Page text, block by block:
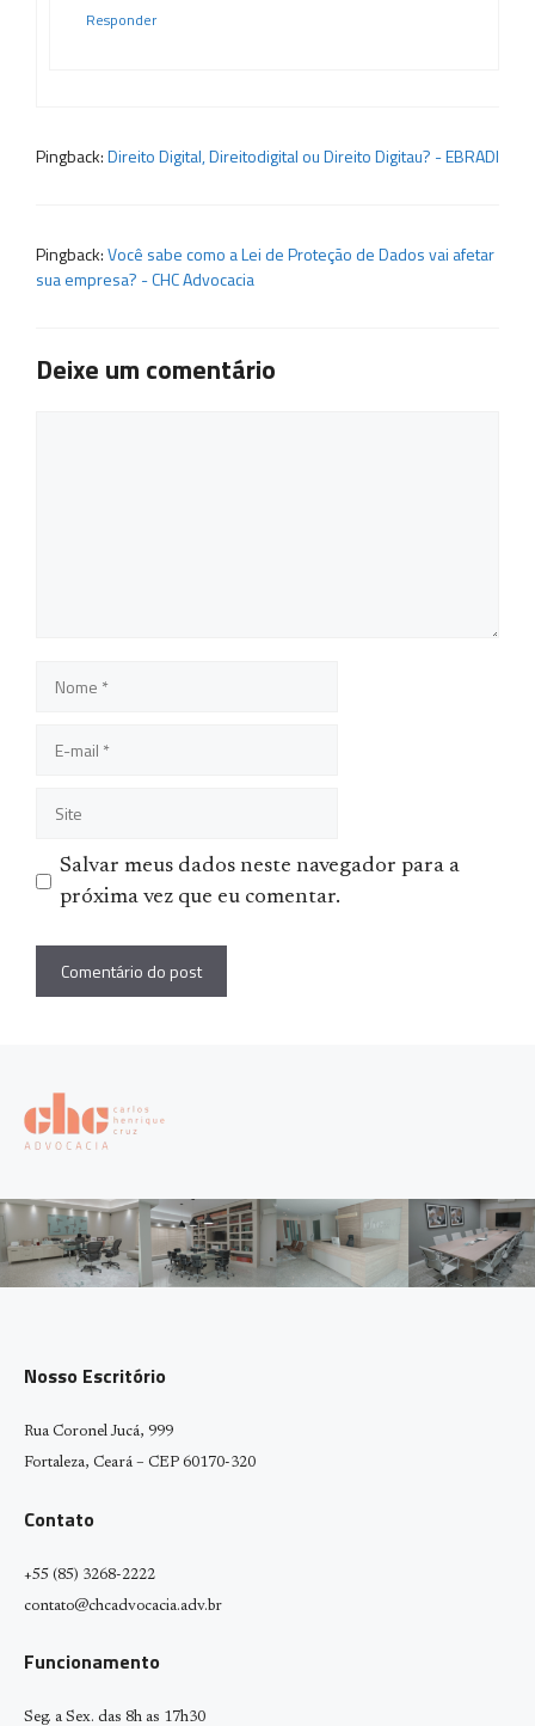
Responder
Pingback:Direito Digital, Direitodigital ou Direito Digitau? - EBRADI
Pingback:Você sabe como a Lei de Proteção de Dados vai afetar
sua empresa? - CHC Advocacia
Deixe um comentário
mail
Salvar meus dados neste navegador para a
próxima vez que eu comentar.
Nosso Escritório
Rua Coronel Jucá, 999
Fortaleza, Ceará – CEP 60170-320
Contato
+55 (85) 3268-2222
contato@chcadvocacia.adv.br
Funcionamento
Seg. a Sex. das 8h as 17h30